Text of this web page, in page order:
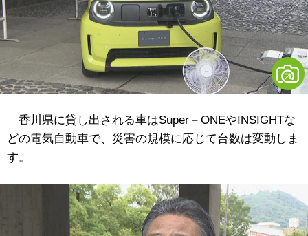
香川県に貸し出される車はSuper－ONEやINSIGHTな
どの電気自動車で、災害の規模に応じて台数は変動しま
す。